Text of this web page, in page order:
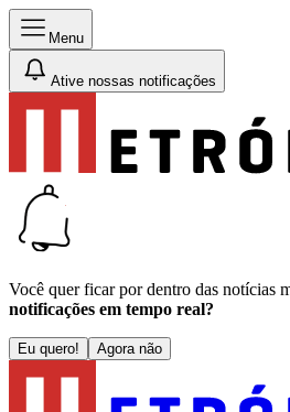
Menu
Ative nossas notificações
Você quer ficar por dentro das notícias
notificações em tempo real?
Eu quero! Agora não